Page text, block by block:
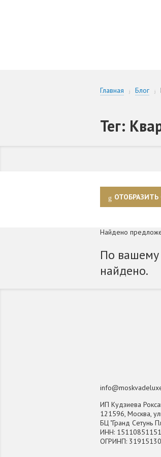
Главная Блог
Тег:
Найдено
По вашему
найдено.
ИП Кудзиева
121596, Москва,
БЦ "Гранд Сетунь
ИНН:
ОГРИНП: